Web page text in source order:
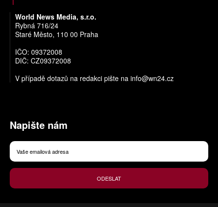
World News Media, s.r.o.
Rybná 716/24
Staré Město, 110 00 Praha
IČO: 09372008
DIČ: CZ09372008
V případě dotazů na redakci pište na info@wn24.cz
Napište nám
ODESLAT